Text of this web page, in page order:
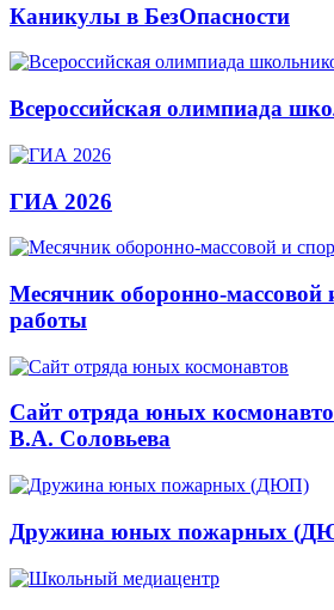
Каникулы в БезОпасности
Всероссийская олимпиада
ГИА 2026
Месячник оборонно-массовой
работы
Сайт отряда юных
В.А. Соловьева
Дружина юных пожарных